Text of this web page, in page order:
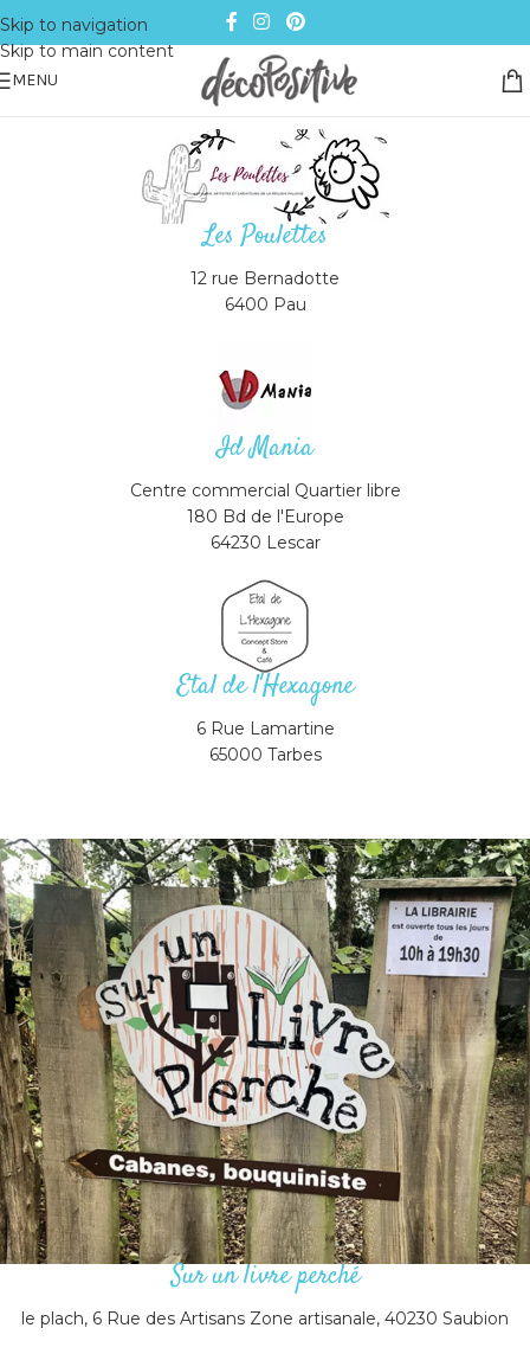
Skip to navigation
Skip to main content
MENU
Les Poulettes
12 rue Bernadotte
6400 Pau
Id Mania
Centre commercial Quartier libre
180 Bd de l'Europe
64230 Lescar
Etal de l'Hexagone
6 Rue Lamartine
65000 Tarbes
Sur un livre perché
le plach, 6 Rue des Artisans Zone artisanale, 40230 Saubion